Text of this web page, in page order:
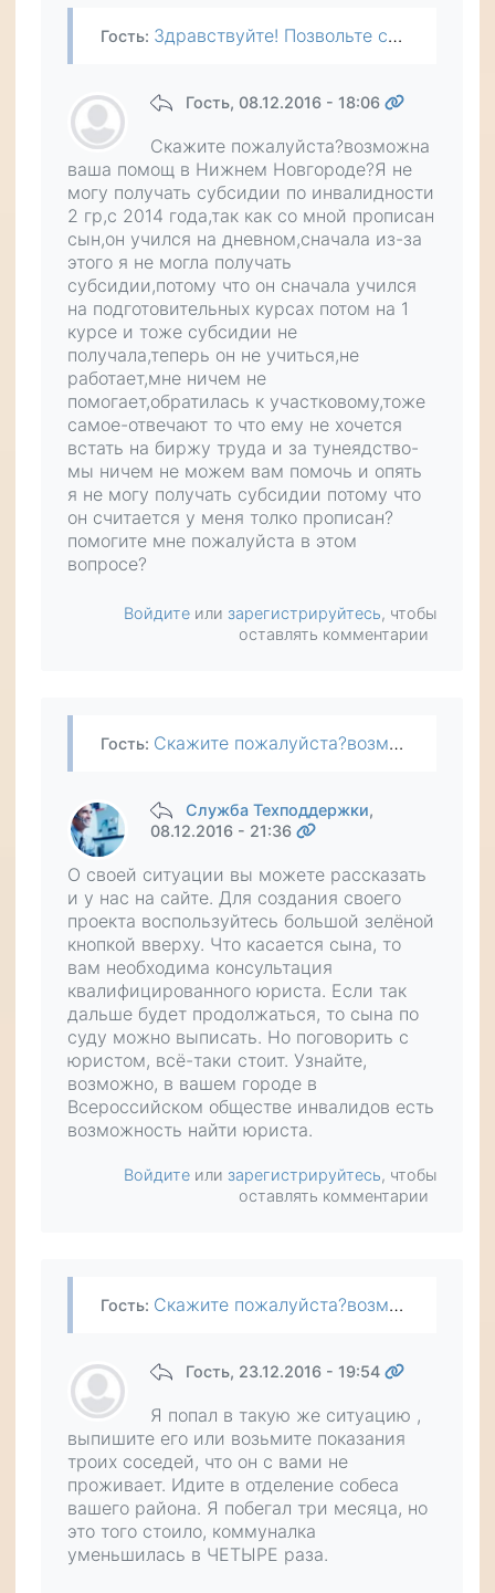
Гость: Здравствуйте! Позвольте спросить, ваша помощь возможна только на территории России или также СНГ, условно в Ташкенте?
Гость, 08.12.2016 - 18:06
Скажите пожалуйста?возможна
ваша помощ в Нижнем Новгороде?Я не
могу получать субсидии по инвалидности
2 гр,с 2014 года,так как со мной прописан
сын,он учился на дневном,сначала из-за
этого я не могла получать
субсидии,потому что он сначала учился
на подготовительных курсах потом на 1
курсе и тоже субсидии не
получала,теперь он не учиться,не
работает,мне ничем не
помогает,обратилась к участковому,тоже
самое-отвечают то что ему не хочется
встать на биржу труда и за тунеядство-
мы ничем не можем вам помочь и опять
я не могу получать субсидии потому что
он считается у меня толко прописан?
помогите мне пожалуйста в этом
вопросе?
Войдите или зарегистрируйтесь, чтобы
оставлять комментарии
Гость: Скажите пожалуйста?возможна ваша помощ в Нижнем Новгороде?Я не могу получать субсидии по инвалидности 2 гр,с 2014 года,так как со мной прописан сын,он учился на дневном,сначала из-за этого я не могла…
Служба Техподдержки,
08.12.2016 - 21:36
О своей ситуации вы можете рассказать
и у нас на сайте. Для создания своего
проекта воспользуйтесь большой зелёной
кнопкой вверху. Что касается сына, то
вам необходима консультация
квалифицированного юриста. Если так
дальше будет продолжаться, то сына по
суду можно выписать. Но поговорить с
юристом, всё-таки стоит. Узнайте,
возможно, в вашем городе в
Всероссийском обществе инвалидов есть
возможность найти юриста.
Войдите или зарегистрируйтесь, чтобы
оставлять комментарии
Гость: Скажите пожалуйста?возможна ваша помощ в Нижнем Новгороде?Я не могу получать субсидии по инвалидности 2 гр,с 2014 года,так как со мной прописан сын,он учился на дневном,сначала из-за этого я не могла…
Гость, 23.12.2016 - 19:54
Я попал в такую же ситуацию ,
выпишите его или возьмите показания
троих соседей, что он с вами не
проживает. Идите в отделение собеса
вашего района. Я побегал три месяца, но
это того стоило, коммуналка
уменьшилась в ЧЕТЫРЕ раза.